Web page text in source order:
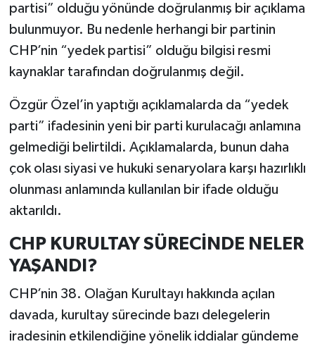
partisi” olduğu yönünde doğrulanmış bir açıklama
bulunmuyor. Bu nedenle herhangi bir partinin
CHP’nin “yedek partisi” olduğu bilgisi resmi
kaynaklar tarafından doğrulanmış değil.
Özgür Özel’in yaptığı açıklamalarda da “yedek
parti” ifadesinin yeni bir parti kurulacağı anlamına
gelmediği belirtildi. Açıklamalarda, bunun daha
çok olası siyasi ve hukuki senaryolara karşı hazırlıklı
olunması anlamında kullanılan bir ifade olduğu
aktarıldı.
CHP KURULTAY SÜRECİNDE NELER
YAŞANDI?
CHP’nin 38. Olağan Kurultayı hakkında açılan
davada, kurultay sürecinde bazı delegelerin
iradesinin etkilendiğine yönelik iddialar gündeme